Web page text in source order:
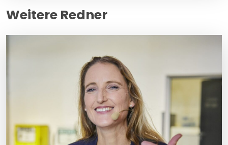
Weitere Redner